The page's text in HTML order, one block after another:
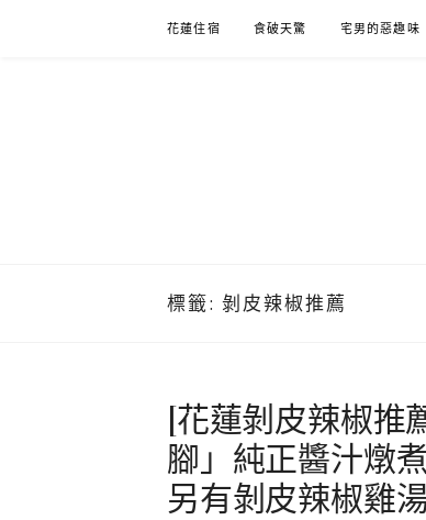
花蓮住宿 食破天驚 宅男的惡趣味
標籤: 剝皮辣椒推薦
[花蓮剝皮辣椒推
腳」純正醬汁燉
另有剝皮辣椒雞